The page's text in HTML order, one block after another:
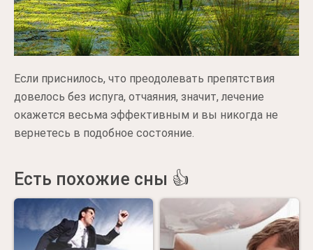
Если приснилось, что преодолевать препятствия
довелось без испуга, отчаяния, значит, лечение
окажется весьма эффективным и вы никогда не
вернетесь в подобное состояние.
Есть похожие сны 👍